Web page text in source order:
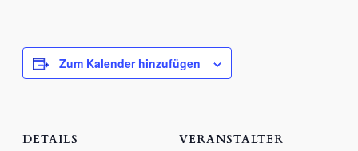
Zum Kalender hinzufügen
DETAILS VERANSTALTER